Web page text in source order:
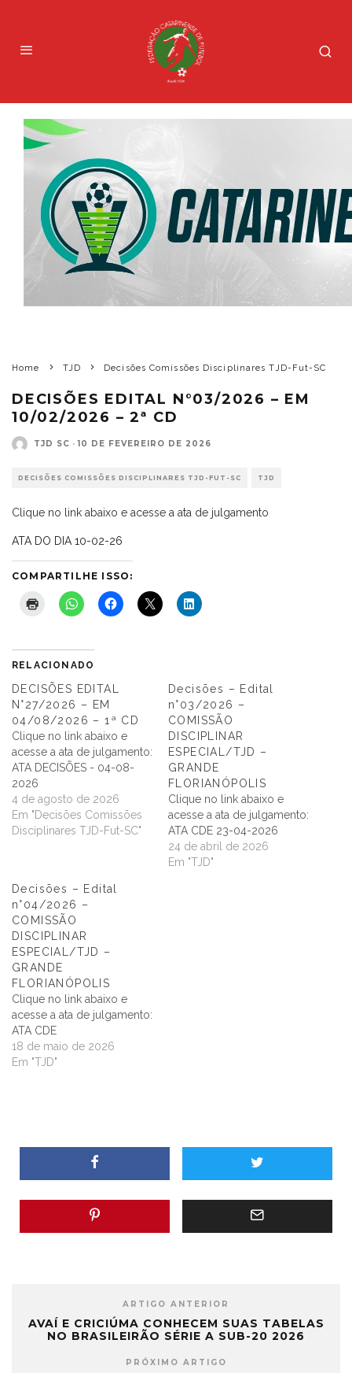
Home TJD Decisões Comissões Disciplinares TJD-Fut-SC
DECISÕES EDITAL N°03/2026 – EM
10/02/2026 – 2ª CD
TJD SC · 10 DE FEVEREIRO DE 2026
DECISÕES COMISSÕES DISCIPLINARES TJD-FUT-SC TJD
Clique no link abaixo e acesse a ata de julgamento
ATA DO DIA 10-02-26
COMPARTILHE ISSO:
RELACIONADO
DECISÕES EDITAL
N°27/2026 – EM
04/08/2026 – 1ª CD
Clique no link abaixo e
acesse a ata de julgamento:
ATA DECISÕES - 04-08-
2026
4 de agosto de 2026
Em "Decisões Comissões
Disciplinares TJD-Fut-SC"
Decisões – Edital
n°03/2026 –
COMISSÃO
DISCIPLINAR
ESPECIAL/TJD –
GRANDE
FLORIANÓPOLIS
Clique no link abaixo e
acesse a ata de julgamento:
ATA CDE 23-04-2026
24 de abril de 2026
Em "TJD"
Decisões – Edital
n°04/2026 –
COMISSÃO
DISCIPLINAR
ESPECIAL/TJD –
GRANDE
FLORIANÓPOLIS
Clique no link abaixo e
acesse a ata de julgamento:
ATA CDE
18 de maio de 2026
Em "TJD"
ARTIGO ANTERIOR
AVAÍ E CRICIÚMA CONHECEM SUAS TABELAS
NO BRASILEIRÃO SÉRIE A SUB-20 2026
PRÓXIMO ARTIGO